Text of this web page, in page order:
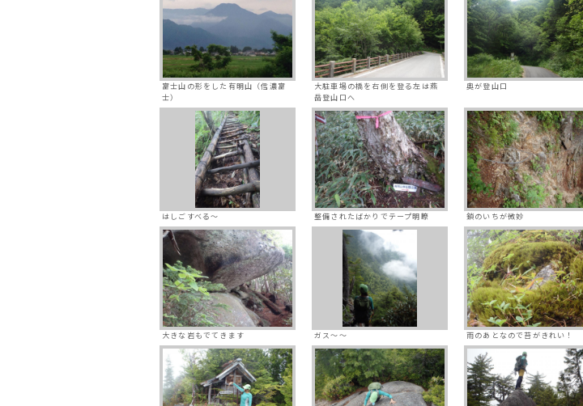
富士山の形をした有明山（信濃富
士）
大駐車場の橋を右側を登る左は燕
岳登山口へ
奥が登山口
はしごすべる～ 整備されたばかりでテープ明瞭 鎖のいちが微妙
大きな岩もでてきます ガス～～ 雨のあとなので苔がきれい！